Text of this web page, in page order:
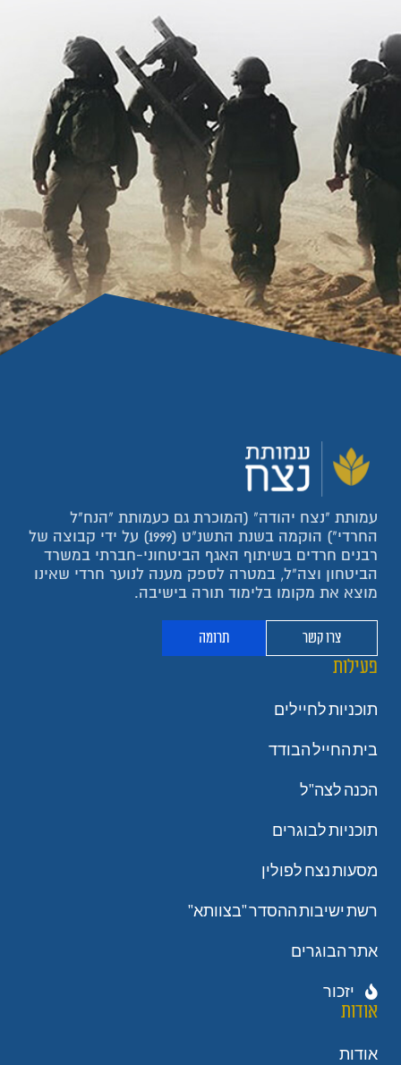
עמותת "נצח יהודה" (המוכרת גם כעמותת "הנח"ל
החרדי") הוקמה בשנת התשנ"ט (1999) על ידי קבוצה של
רבנים חרדים בשיתוף האגף הביטחוני-חברתי במשרד
הביטחון וצה"ל, במטרה לספק מענה לנוער חרדי שאינו
מוצא את מקומו בלימוד תורה בישיבה.
צרו קשר תרומה
פעילות
תוכניות לחיילים
בית החייל הבודד
הכנה לצה"ל
תוכניות לבוגרים
מסעות נצח לפולין
רשת ישיבות ההסדר "בצוותא"
אתר הבוגרים
יזכור
אודות
אודות